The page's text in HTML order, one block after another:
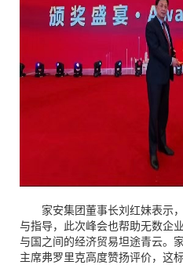
家安集团董事长刘红妹表示
与指导，此次峰会也帮助无数企
与国之间的经济贸易坦途青云。
主席弗罗里克高度赞扬评价，这
扫描二维码